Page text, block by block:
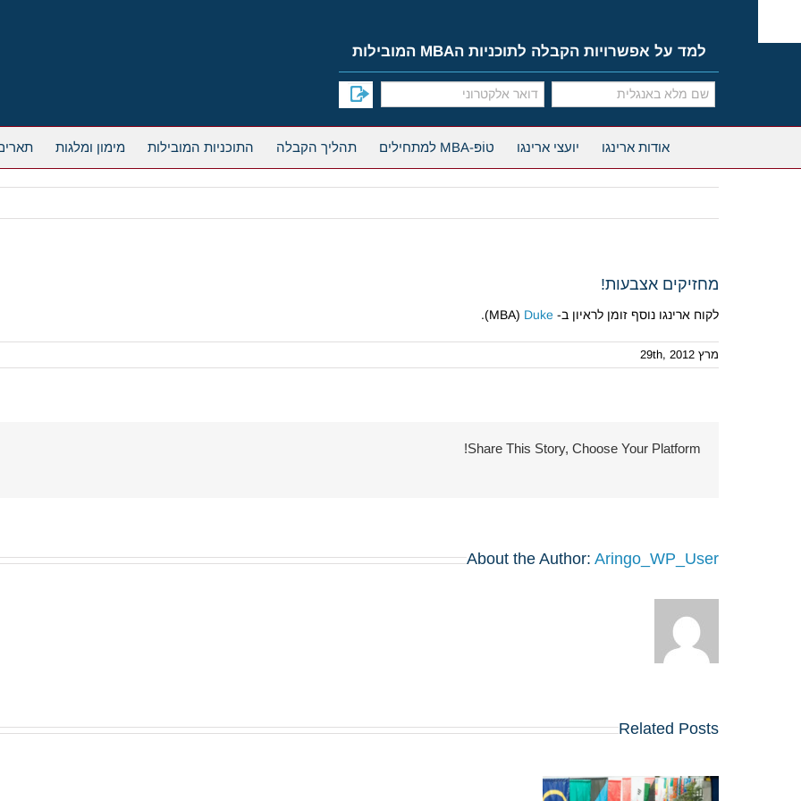
content
למד על אפשרויות הקבלה לתוכניות הMBA המובילות
אודות ארינגו יועצי ארינגו טוֹפּ-MBA למתחילים תהליך הקבלה התוכניות המובילות מימון ומלגות
מחזיקים אצבעות!
לקוח ארינגו נוסף זומן לראיון ב- MBA) Duke
).
מרץ 29th, 2012
Share This Story, Choose Your Platform!
About the Author: Aringo_WP_User
Related Posts